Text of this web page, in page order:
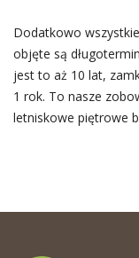
Dodatkowo
objęte są
jest to aż 10 lat,
1 rok. To nasze
letniskowe piętrowe